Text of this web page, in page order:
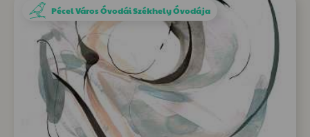
Pécel Város Óvodái Székhely Óvodája